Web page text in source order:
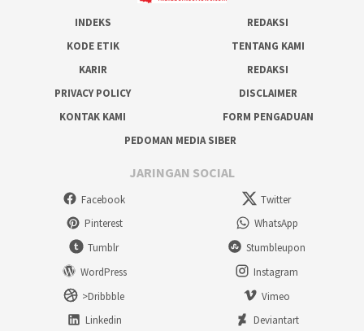
INDEKS
REDAKSI
KODE ETIK
TENTANG KAMI
KARIR
REDAKSI
PRIVACY POLICY
DISCLAIMER
KONTAK KAMI
FORM PENGADUAN
PEDOMAN MEDIA SIBER
JARINGAN SOCIAL
Facebook
Twitter
Pinterest
WhatsApp
Tumblr
Stumbleupon
WordPress
Instagram
>Dribbble
Vimeo
Linkedin
Deviantart